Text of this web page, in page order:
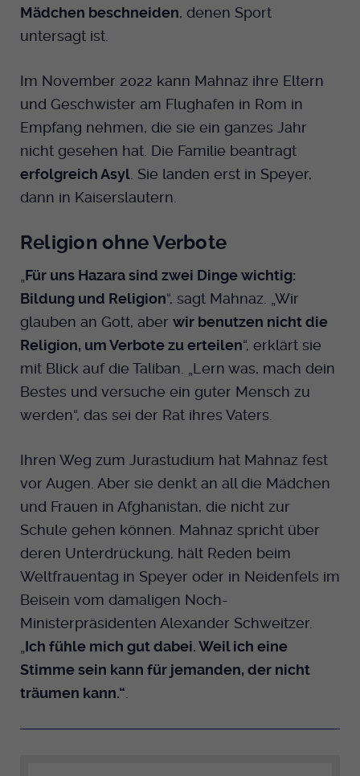
Mädchen beschneiden, denen Sport
untersagt ist.
Im November 2022 kann Mahnaz ihre Eltern
und Geschwister am Flughafen in Rom in
Empfang nehmen, die sie ein ganzes Jahr
nicht gesehen hat. Die Familie beantragt
erfolgreich Asyl . Sie landen erst in Speyer,
dann in Kaiserslautern.
Religion ohne Verbote
Für uns Hazara sind zwei Dinge wichtig:
Bildung und Religion“, sagt Mahnaz. „Wir
glauben an Gott, aber wir benutzen nicht die
Religion, um Verbote zu erteilen“, erklärt sie
mit Blick auf die Taliban. „Lern was, mach dein
Bestes und versuche ein guter Mensch zu
werden“, das sei der Rat ihres Vaters.
Ihren Weg zum Jurastudium hat Mahnaz fest
vor Augen. Aber sie denkt an all die Mädchen
und Frauen in Afghanistan, die nicht zur
Schule gehen können. Mahnaz spricht über
deren Unterdrückung, hält Reden beim
Weltfrauentag in Speyer oder in Neidenfels im
Beisein vom damaligen Noch-
Ministerpräsidenten Alexander Schweitzer.
Ich fühle mich gut dabei. Weil ich eine
Stimme sein kann für jemanden, der nicht
träumen kann.“